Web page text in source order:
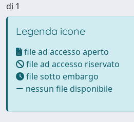
di 1
Legenda icone
file ad accesso aperto
file ad accesso riservato
file sotto embargo
nessun file disponibile